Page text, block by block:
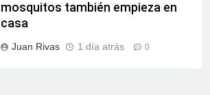
mosquitos también empieza en
casa
Juan Rivas 1 día atrás 0